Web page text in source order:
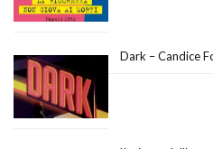
Dark – Candice